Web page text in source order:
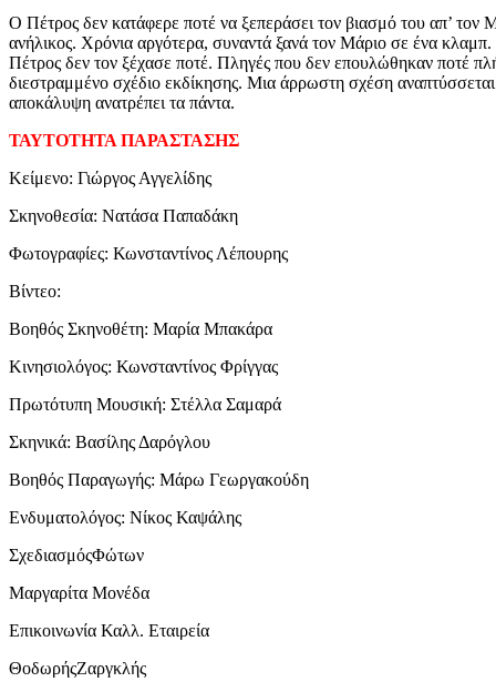
Ο Πέτρος δεν κατάφερε ποτέ να ξεπεράσει τον βιασμό του απ’
ανήλικος. Χρόνια αργότερα, συναντά ξανά τον Μάριο σε ένα
Πέτρος δεν τον ξέχασε ποτέ. Πληγές που δεν επουλώθηκαν ποτέ
διεστραμμένο σχέδιο εκδίκησης. Μια άρρωστη σχέση
αποκάλυψη ανατρέπει τα πάντα.
ΤΑΥΤΟΤΗΤΑ ΠΑΡΑΣΤΑΣΗΣ
Κείμενο: Γιώργος Αγγελίδης
Σκηνοθεσία: Νατάσα Παπαδάκη
Φωτογραφίες: Κωνσταντίνος Λέπουρης
Βίντεο:
Βοηθός Σκηνοθέτη: Μαρία Μπακάρα
Κινησιολόγος: Κωνσταντίνος Φρίγγας
Πρωτότυπη Μουσική: Στέλλα Σαμαρά
Σκηνικά: Βασίλης Δαρόγλου
Βοηθός Παραγωγής: Μάρω Γεωργακούδη
Ενδυματολόγος: Νίκος Καψάλης
ΣχεδιασμόςΦώτων
Μαργαρίτα Μονέδα
Επικοινωνία Καλλ. Εταιρεία
ΘοδωρήςΖαργκλής